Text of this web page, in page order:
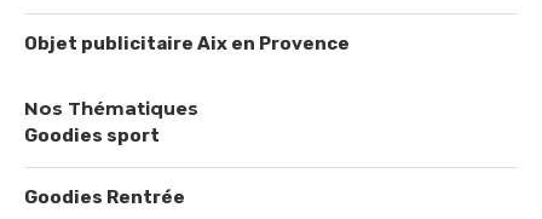
Objet publicitaire Aix en Provence
Nos Thématiques
Goodies sport
Goodies Rentrée